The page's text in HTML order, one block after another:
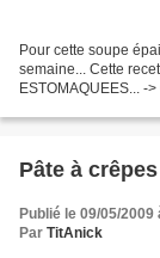
Pour cette soupe
semaine... Cette
ESTOMAQUEES... -
Pâte à
Publié le 09/05/2009
Par TitAnick